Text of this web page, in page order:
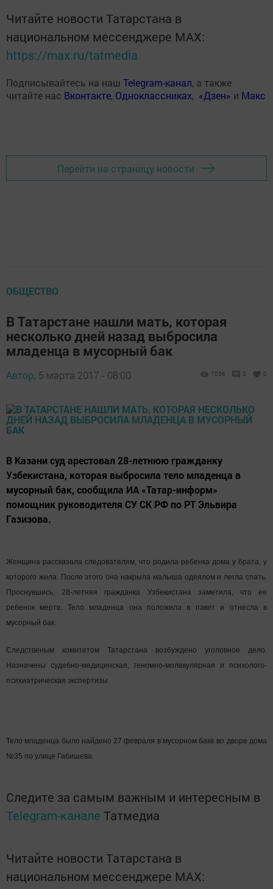
Читайте новости Татарстана в
национальном мессенджере MАХ:
https://max.ru/tatmedia
Подписывайтесь на наш Telegram-канал, а также
читайте нас Вконтакте, Одноклассниках, «Дзен» и Макс
Перейти на страницу новости
ОБЩЕСТВО
В Татарстане нашли мать, которая
несколько дней назад выбросила
младенца в мусорный бак
Автор, 5 марта 2017 - 08:00 1036 0 0
В Казани суд арестовал 28-летнюю гражданку
Узбекистана, которая выбросила тело младенца в
мусорный бак, сообщила ИА «Татар-информ»
помощник руководителя СУ СК РФ по РТ Эльвира
Газизова.
Женщина рассказала следователям, что родила ребенка дома у брата, у
которого жила. После этого она накрыла малыша одеялом и легла спать.
Проснувшись, 28-летняя гражданка Узбекистана заметила, что ее
ребенок мертв. Тело младенца она положила в пакет и отнесла в
мусорный бак.
Следственым комитетом Татарстана возбуждено уголовное дело.
Назначены судебно-медицинская, геномно-молекулярная и психолого-
психиатрическая экспертизы.
Тело младенца было найдено 27 февраля в мусорном баке во дворе дома
№35 по улице Габишева.
Следите за самым важным и интересным в
Telegram-канале Татмедиа
Читайте новости Татарстана в
национальном мессенджере MАХ: